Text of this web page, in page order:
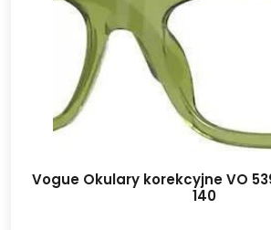
Vogue Okulary korekcyjne VO
140